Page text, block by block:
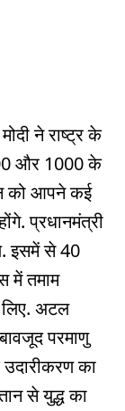
ने राष्ट्र के
और 1000 के
को आपने कई
प्रधानमंत्री
इसमें से 40
में तमाम
अटल
परमाणु
उदारीकरण का
से युद्ध का